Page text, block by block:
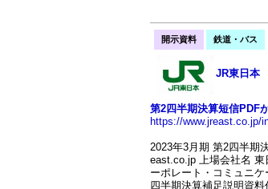
開示資料 鉄道・バス
JR東日本
第2四半期決算短信PDF
https://www.jreast.co.jp/
2023年3月期 第2四半期
east.co.jp 上場会社名 東
ーポレート・コミュニ
四半期決算補足説明資